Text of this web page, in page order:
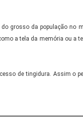
grosso da população no
a tela da memória ou a
de tingidura. Assim o